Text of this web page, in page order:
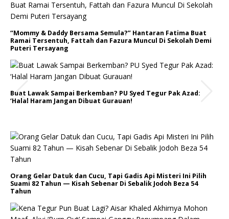
“Mommy & Daddy Bersama Semula?” Hantaran Fatima Buat
Ramai Tersentuh, Fattah dan Fazura Muncul Di Sekolah Demi
Puteri Tersayang
Buat Lawak Sampai Berkemban? PU Syed Tegur Pak Azad:
‘Halal Haram Jangan Dibuat Gurauan!
Orang Gelar Datuk dan Cucu, Tapi Gadis Api Misteri Ini Pilih
Suami 82 Tahun — Kisah Sebenar Di Sebalik Jodoh Beza 54
Tahun